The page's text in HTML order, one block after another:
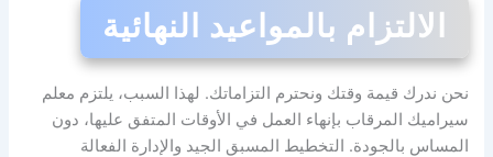
الالتزام بالمواعيد النهائية
نحن ندرك قيمة وقتك ونحترم التزاماتك. لهذا السبب، يلتزم معلم
سيراميك المرقاب بإنهاء العمل في الأوقات المتفق عليها، دون
المساس بالجودة. التخطيط المسبق الجيد والإدارة الفعالة